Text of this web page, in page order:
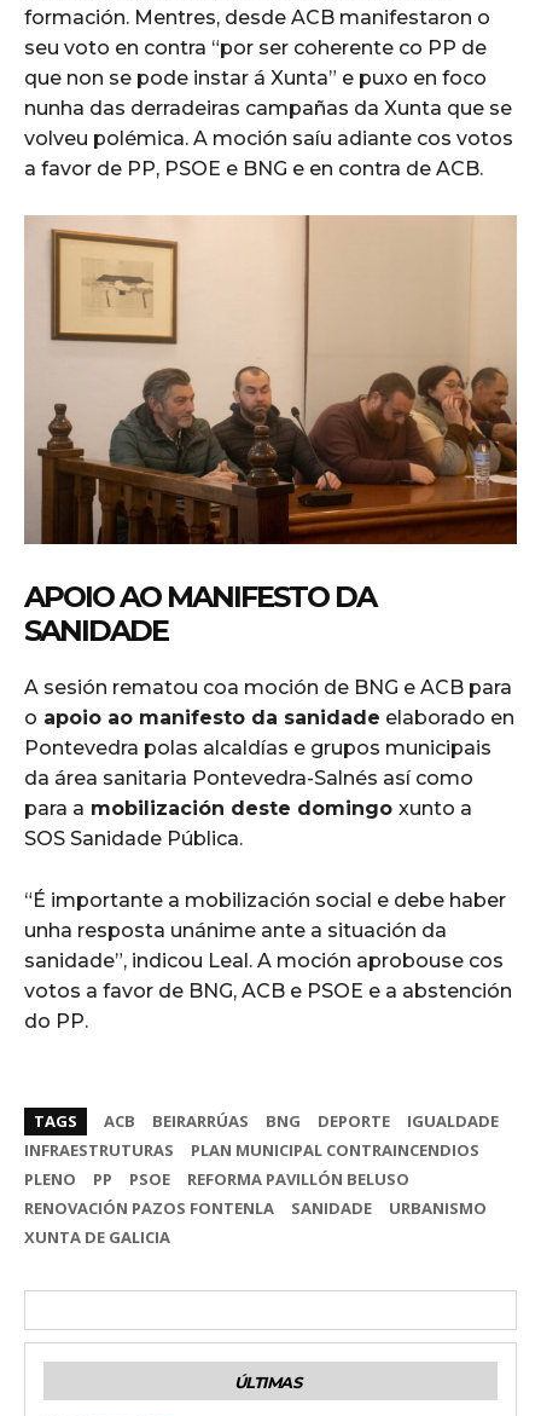
formación. Mentres, desde ACB manifestaron o
seu voto en contra “por ser coherente co PP de
que non se pode instar á Xunta” e puxo en foco
nunha das derradeiras campañas da Xunta que se
volveu polémica. A moción saíu adiante cos votos
a favor de PP, PSOE e BNG e en contra de ACB.
APOIO AO MANIFESTO DA
SANIDADE
A sesión rematou coa moción de BNG e ACB para
o apoio ao manifesto da sanidade elaborado en
Pontevedra polas alcaldías e grupos municipais
da área sanitaria Pontevedra-Salnés así como
para a mobilización deste domingo xunto a
SOS Sanidade Pública.
“É importante a mobilización social e debe haber
unha resposta unánime ante a situación da
sanidade”, indicou Leal. A moción aprobouse cos
votos a favor de BNG, ACB e PSOE e a abstención
do PP.
TAGS ACB BEIRARRÚAS BNG DEPORTE
IGUALDADE
INFRAESTRUTURAS
PLAN MUNICIPAL CONTRAINCENDIOS
PLENO
PP PSOE
REFORMA PAVILLÓN BELUSO
RENOVACIÓN PAZOS FONTENLA
SANIDADE
URBANISMO
XUNTA DE GALICIA
ÚLTIMAS